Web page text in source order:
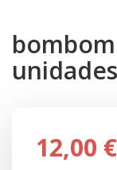
unidades
12,00 €